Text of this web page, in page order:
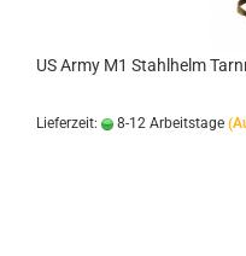
US Army M1 Stahlhelm
Lieferzeit: 8-12 Arbeitstage